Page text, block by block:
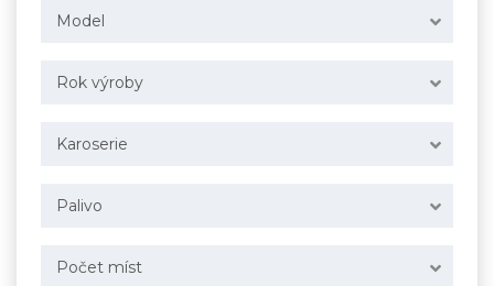
Model
Rok výroby
Karoserie
Palivo
Počet míst